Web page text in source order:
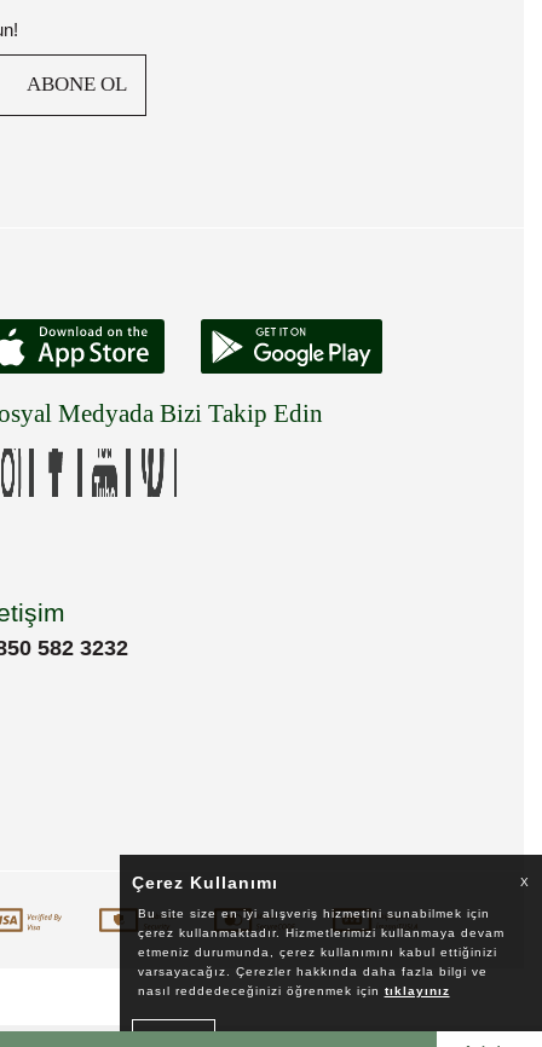
ABONE OL
Medyada Bizi Takip Edin
582 3232
Çerez Kullanımı X
Bu site size en iyi alışveriş hizmetini sunabilmek için
çerez kullanmaktadır. Hizmetlerimizi kullanmaya devam
etmeniz durumunda, çerez kullanımını kabul ettiğinizi
varsayacağız. Çerezler hakkında daha fazla bilgi ve
nasıl reddedeceğinizi öğrenmek için tıklayınız
Okudum!